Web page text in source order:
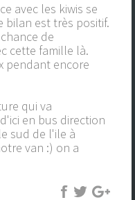
avec les kiwis se
bilan est très positif.
de
cette famille là.
pendant encore
qui va
en bus direction
sud de l'ile à
van :) on a